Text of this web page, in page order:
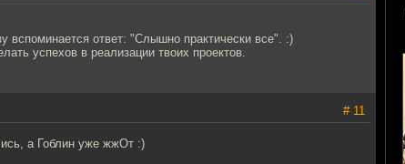
вспоминается ответ: "Слышно практически все". :)
успехов в реализации твоих проектов.
# 11
а Гоблин уже жжОт :)